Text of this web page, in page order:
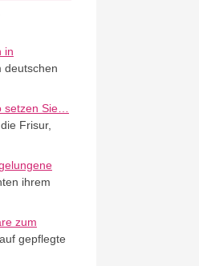
in
deutschen
setzen Sie…
Frisur,
ihrem
zum
gepflegte